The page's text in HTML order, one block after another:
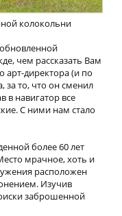
колокольни
обновленной
чем рассказать Вам
арт-директора (и по
за то, что он сменил
в навигатор все
С ними нам стало
более 60 лет
мрачное, хоть и
расположен
Изучив
заброшенной